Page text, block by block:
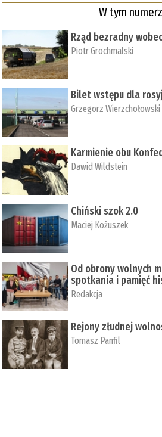
W tym
Rząd bezradny
Piotr Grochmalski
Bilet wstępu dla
Grzegorz Wierzchołowski
Karmienie obu
Dawid Wildstein
Chiński szok 2.0
Maciej Kożuszek
Od obrony wolnych
spotkania i pamięć
Redakcja
Rejony złudnej
Tomasz Panfil